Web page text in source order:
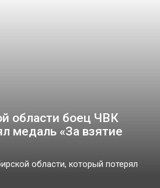
области боец ЧВК
медаль «За взятие
области, который потерял